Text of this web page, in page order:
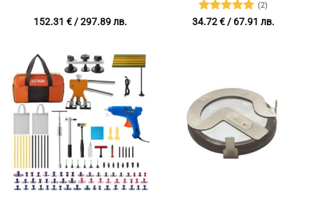
152.31 €/ 297.89 лв.
Оценено с
(2)
34.72€/ 67.91 лв.